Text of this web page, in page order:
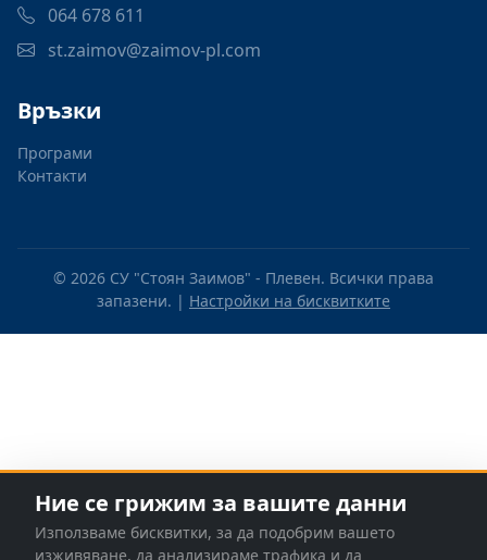
064 678 611
st.zaimov@zaimov-pl.com
Връзки
Програми
Контакти
© 2026 СУ "Стоян Заимов" - Плевен. Всички права
запазени. | Настройки на бисквитките
Ние се грижим за вашите данни
Използваме бисквитки, за да подобрим вашето
изживяване, да анализираме трафика и да